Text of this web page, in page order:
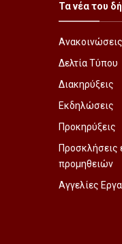
Τα νέα του
Ανακοινώσεις
Δελτία Τύπου
Διακηρύξεις
Εκδηλώσεις
Προκηρύξεις
Προσκλήσεις
προμηθειών
Αγγελίες